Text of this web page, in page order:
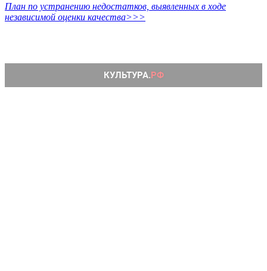
План по устранению недостатков, выявленных в ходе
независимой оценки качества>>>